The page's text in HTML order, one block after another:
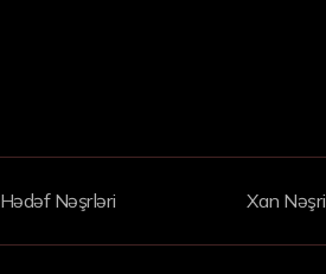
Hədəf Nəşrləri Xan